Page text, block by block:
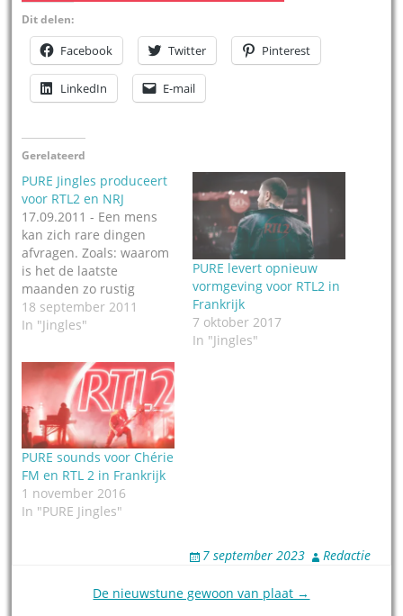
Dit delen:
Facebook Twitter Pinterest
LinkedIn E-mail
Gerelateerd
PURE Jingles produceert
voor RTL2 en NRJ
17.09.2011 - Een mens
kan zich rare dingen
afvragen. Zoals: waarom
is het de laatste
maanden zo rustig
geweest rondom PURE
Jingles? De reden: ze
nieuwe jingles voor het
Franse hitstation NRJ en
het pop-rock merk
RTL2. Het pakket voor
NRJ bestaat uit 46
jingles, verdeeld…
18 september 2011
In "Jingles"
PURE levert opnieuw
vormgeving voor RTL2 in
Frankrijk
7 oktober 2017
In "Jingles"
PURE sounds voor Chérie
FM en RTL 2 in Frankrijk
1 november 2016
In "PURE Jingles"
7 september 2023 Redactie
De nieuwstune gewoon van plaat →